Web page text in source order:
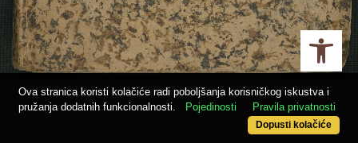
Ova stranica koristi kolačiće radi poboljšanja korisničkog iskustva i
pružanja dodatnih funkcionalnosti.
Pojedinosti Pravila privatnosti
Dopusti kolačiće